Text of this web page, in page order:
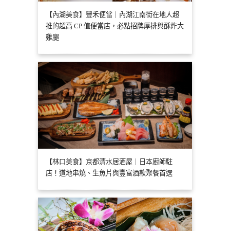
【內湖美食】豐禾便當｜內湖江南街在地人超
推的超高 CP 值便當店，必點招牌厚排與酥炸大
雞腿
【林口美食】京都清水居酒屋｜日本廚師駐
店！道地串燒、生魚片與豐富酒款聚餐首選